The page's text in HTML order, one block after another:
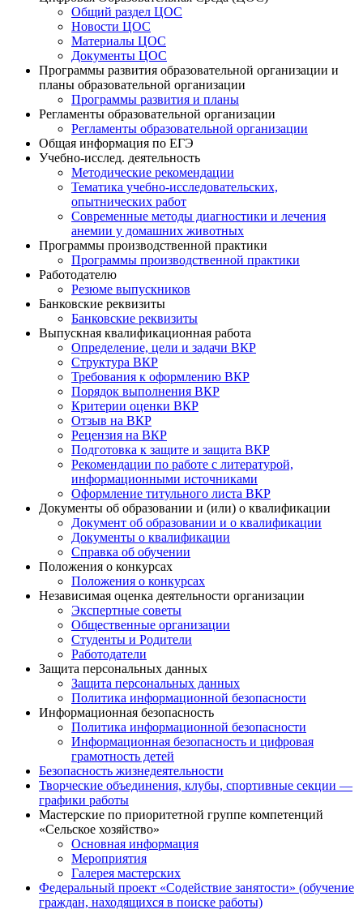
Общий раздел ЦОС
Новости ЦОС
Материалы ЦОС
Документы ЦОС
Программы развития образовательной организации и
планы образовательной организации
Программы развития и планы
Регламенты образовательной организации
Регламенты образовательной организации
Общая информация по ЕГЭ
Учебно-исслед. деятельность
Методические рекомендации
Тематика учебно-исследовательских,
опытнических работ
Современные методы диагностики и лечения
анемии у домашних животных
Программы производственной практики
Программы производственной практики
Работодателю
Резюме выпускников
Банковские реквизиты
Банковские реквизиты
Выпускная квалификационная работа
Определение, цели и задачи ВКР
Структура ВКР
Требования к оформлению ВКР
Порядок выполнения ВКР
Критерии оценки ВКР
Отзыв на ВКР
Рецензия на ВКР
Подготовка к защите и защита ВКР
Рекомендации по работе с литературой,
информационными источниками
Оформление титульного листа ВКР
Документы об образовании и (или) о квалификации
Документ об образовании и о квалификации
Документы о квалификации
Справка об обучении
Положения о конкурсах
Положения о конкурсах
Независимая оценка деятельности организации
Экспертные советы
Общественные организации
Студенты и Родители
Работодатели
Защита персональных данных
Защита персональных данных
Политика информационной безопасности
Информационная безопасность
Политика информационной безопасности
Информационная безопасность и цифровая
грамотность детей
Безопасность жизнедеятельности
Творческие объединения, клубы, спортивные секции —
графики работы
Мастерские по приоритетной группе компетенций
«Сельское хозяйство»
Основная информация
Мероприятия
Галерея мастерских
Федеральный проект «Содействие занятости» (обучение
граждан, находящихся в поиске работы)